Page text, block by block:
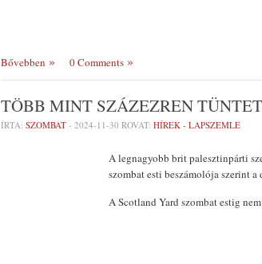
Bővebben 0 Comments
TÖBB MINT SZÁZEZREN
ÍRTA: SZOMBAT - 2024-11-30 ROVAT: HÍREK - LAPSZEMLE
A legnagyobb brit palesztinpárti
szombat esti beszámolója szerint
A Scotland Yard szombat estig